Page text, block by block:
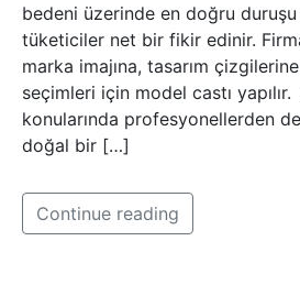
bedeni üzerinde en doğru
tüketiciler net bir fikir edinir.
marka imajına, tasarım
seçimleri için model castı
konularında profesyonellerden
doğal bir […]
Continue reading